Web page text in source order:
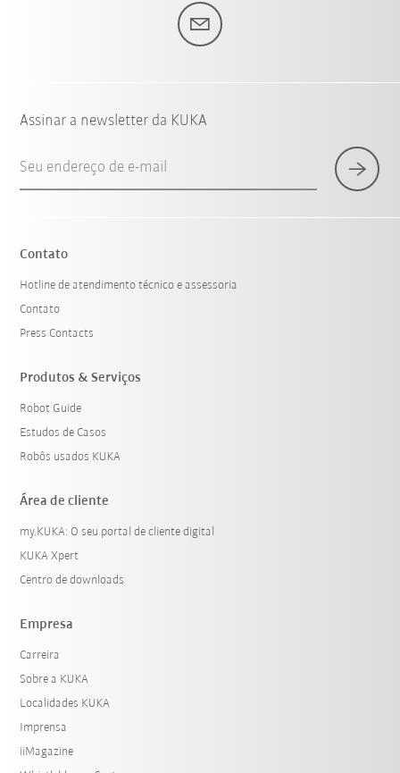
Assinar a newsletter da KUKA
Seu endereço de e-mail
Contato
Hotline de atendimento técnico e assessoria
Contato
Press Contacts
Produtos & Serviços
Robot Guide
Estudos de Casos
Robôs usados KUKA
Área de cliente
my.KUKA: O seu portal de cliente digital
KUKA Xpert
Centro de downloads
Empresa
Carreira
Sobre a KUKA
Localidades KUKA
Imprensa
iiMagazine